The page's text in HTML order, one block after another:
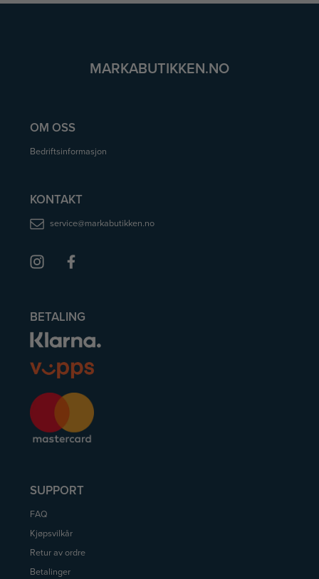
MARKABUTIKKEN.NO
OM OSS
Bedriftsinformasjon
KONTAKT
service@markabutikken.no
BETALING
SUPPORT
FAQ
Kjøpsvilkår
Retur av ordre
Betalinger